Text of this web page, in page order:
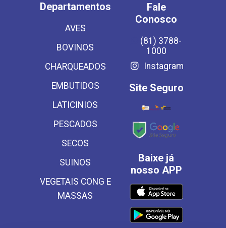
Departamentos
AVES
BOVINOS
CHARQUEADOS
EMBUTIDOS
LATICINIOS
PESCADOS
SECOS
SUINOS
VEGETAIS CONG E
MASSAS
Fale
Conosco
(81) 3788-
1000
Instagram
Site Seguro
Baixe já
nosso APP